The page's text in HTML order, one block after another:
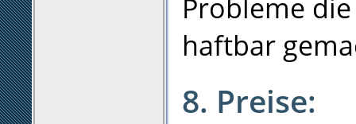
Probleme
haftbar
8. Preise: